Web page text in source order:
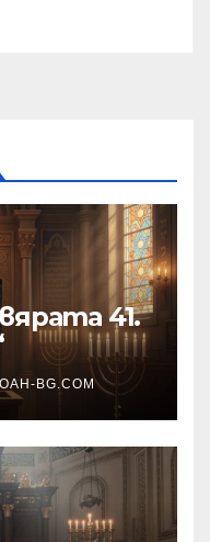
41.
BG.COM